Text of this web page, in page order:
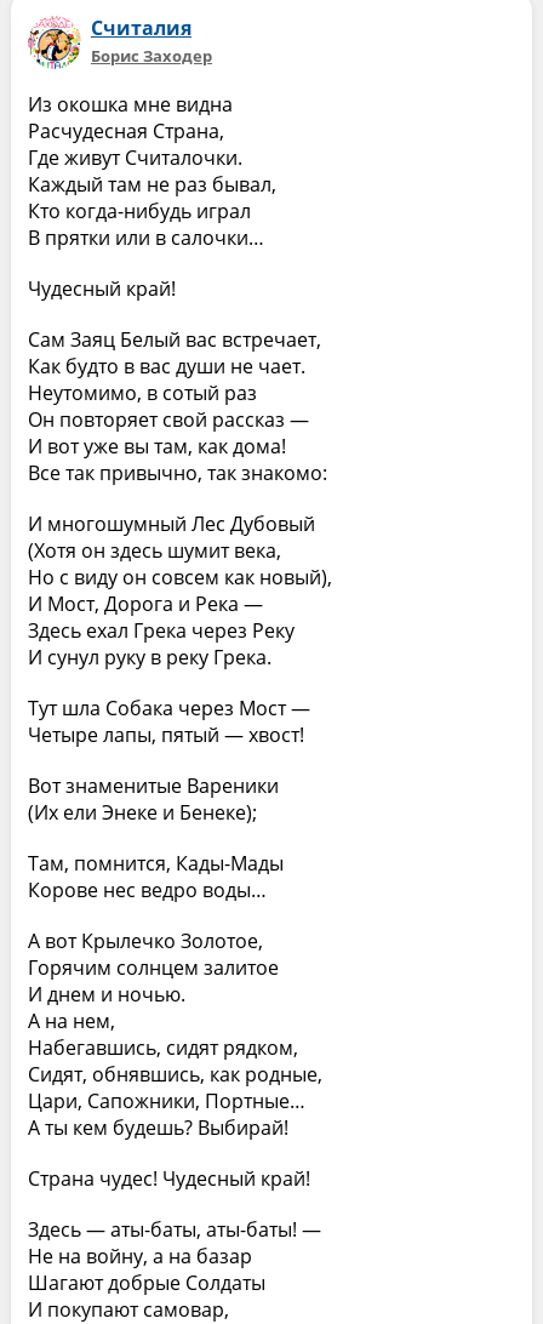
Считалия
Борис Заходер
Из окошка мне видна
Расчудесная Страна,
Где живут Считалочки.
Каждый там не раз бывал,
Кто когда-нибудь играл
В прятки или в салочки…
Чудесный край!
Сам Заяц Белый вас встречает,
Как будто в вас души не чает.
Неутомимо, в сотый раз
Он повторяет свой рассказ —
И вот уже вы там, как дома!
Все так привычно, так знакомо:
И многошумный Лес Дубовый
(Хотя он здесь шумит века,
Но с виду он совсем как новый),
И Мост, Дорога и Река —
Здесь ехал Грека через Реку
И сунул руку в реку Грека.
Тут шла Собака через Мост —
Четыре лапы, пятый — хвост!
Вот знаменитые Вареники
(Их ели Энеке и Бенеке);
Там, помнится, Кады-Мады
Корове нес ведро воды…
А вот Крылечко Золотое,
Горячим солнцем залитое
И днем и ночью.
А на нем,
Набегавшись, сидят рядком,
Сидят, обнявшись, как родные,
Цари, Сапожники, Портные…
А ты кем будешь? Выбирай!
Страна чудес! Чудесный край!
Здесь — аты-баты, аты-баты! —
Не на войну, а на базар
Шагают добрые Солдаты
И покупают самовар,